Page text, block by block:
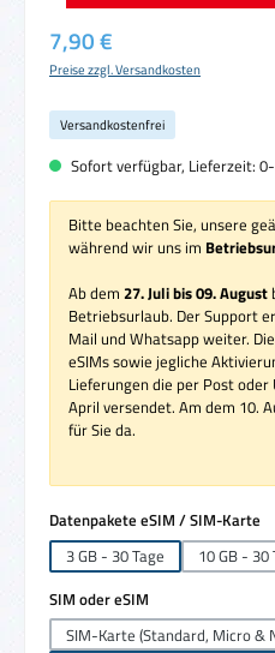
Regulärer Preis:
7,90 €
Preise zzgl. Versandkosten
Versandkostenfrei
Sofort verfügbar, Lieferzeit:
Bitte beachten Sie, unsere
während wir uns im
Ab dem 27. Juli bis 09. August
Betriebsurlaub. Der Support
Mail und Whatsapp weiter.
eSIMs sowie jegliche
Lieferungen die per Post
April versendet. Am dem 10.
für Sie da.
Datenpakete eSIM / SIM-Karte
3 GB - 30 Tage
10 GB - 30
SIM oder eSIM
SIM-Karte (Standard, Micro &